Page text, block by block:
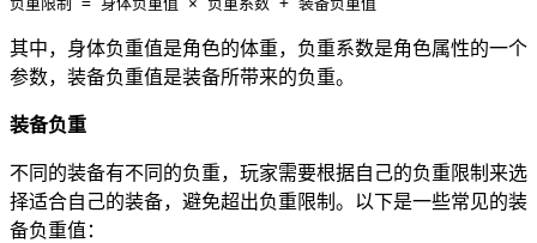
其中，身体负重值是角色的体重，负重系数是角色属性的一个
参数，装备负重值是装备所带来的负重。
装备负重
不同的装备有不同的负重，玩家需要根据自己的负重限制来选
择适合自己的装备，避免超出负重限制。以下是一些常见的装
备负重值：